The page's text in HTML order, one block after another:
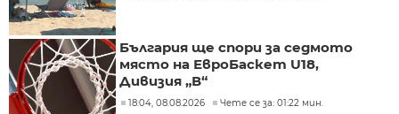
България ще спори за седмото
място на ЕвроБаскет U18,
Дивизия „В“
18:04, 08.08.2026 Чете се за: 01:22 мин.